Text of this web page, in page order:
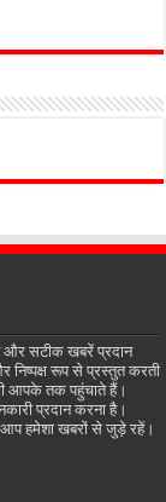
और सटीक खबरें प्रदान
निष्पक्ष रूप से प्रस्तुत करती
आपके तक पहुंचाते हैं।
प्रदान करना है।
हमेशा खबरों से जुड़े रहें।